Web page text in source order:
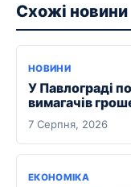
Схожі новини
НОВИНИ
У Павлограді
вимагачів
7 Серпня, 2026
ЕКОНОМІКА